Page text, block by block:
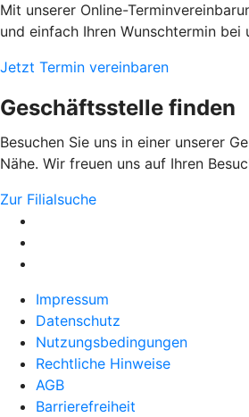
Mit unserer Online-
und einfach Ihren Wunschtermin bei
Jetzt Termin vereinbaren
Geschäftsstelle finden
Besuchen Sie uns in einer unserer
Nähe. Wir freuen uns auf Ihren
Zur Filialsuche
Impressum
Datenschutz
Nutzungsbedingungen
Rechtliche Hinweise
AGB
Barrierefreiheit